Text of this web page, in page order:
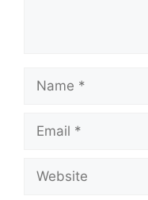
Name
Email
Website